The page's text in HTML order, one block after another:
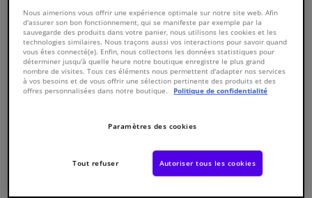
Fenêtres & accessoires
Intérieur & ameublement
Numéro de produit d'origine:0174379
Nous aimerions vous offrir une expérience optimale sur notre site web. Afin
d'assurer son bon fonctionnement, qui se manifeste par exemple par la
sauvegarde des produits dans votre panier, nous utilisons les cookies et les
technologies similaires. Nous traçons aussi vos interactions pour savoir quand
vous êtes connecté(e). Enfin, nous collectons les données statistiques pour
déterminer jusqu'à quelle heure notre boutique enregistre le plus grand
nombre de visites. Tous ces éléments nous permettent d'adapter nos services
à vos besoins et de vous offrir une sélection pertinente des produits et des
offres personnalisées dans notre boutique.
Politique de confidentialité
Paramètres des cookies
Tout refuser Autoriser tous les cookies